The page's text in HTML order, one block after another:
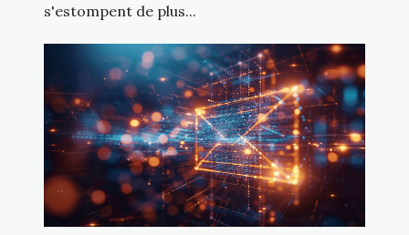
s'estompent de plus...